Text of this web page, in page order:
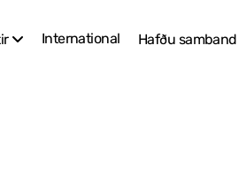
International Hafðu samband